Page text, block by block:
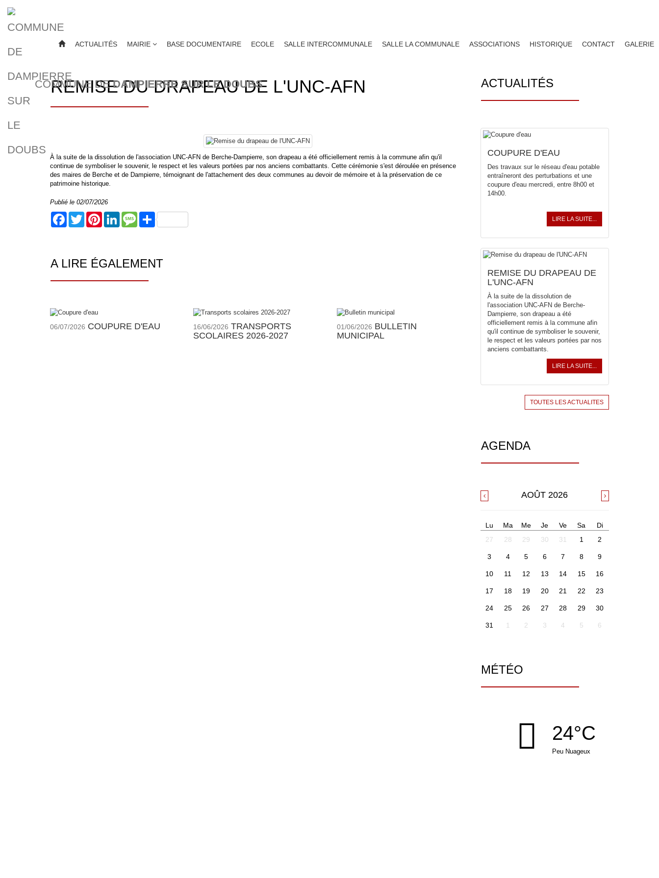
COMMUNE DEDAMPIERRE SUR LE DOUBS
ACTUALITÉS MAIRIE BASE DOCUMENTAIRE ECOLE SALLE INTERCOMMUNALE SALLE LA COMMUNALE ASSOCIATIONS HISTORIQUE CONTACT GALERIE
REMISE DU DRAPEAU DE L'UNC-AFN
À la suite de la dissolution de l'association UNC-AFN de Berche-Dampierre, son drapeau a été officiellement remis à la commune afin qu'il
continue de symboliser le souvenir, le respect et les valeurs portées par nos anciens combattants. Cette cérémonie s'est déroulée en présence
des maires de Berche et de Dampierre, témoignant de l'attachement des deux communes au devoir de mémoire et à la préservation de ce
patrimoine historique.
Publié le 02/07/2026
FacebookTwitter PinterestLinkedInMessageShare
A LIRE ÉGALEMENT
06/07/2026 COUPURE D'EAU 16/06/2026 TRANSPORTS
SCOLAIRES 2026-2027
01/06/2026 BULLETIN
MUNICIPAL
ACTUALITÉS
COUPURE D'EAU
Des travaux sur le réseau d'eau potable
entraîneront des perturbations et une
coupure d'eau mercredi, entre 8h00 et
14h00.
LIRE LA SUITE...
REMISE DU DRAPEAU DE
L'UNC-AFN
À la suite de la dissolution de
l'association UNC-AFN de Berche-
Dampierre, son drapeau a été
officiellement remis à la commune afin
qu'il continue de symboliser le souvenir,
le respect et les valeurs portées par nos
anciens combattants.
LIRE LA SUITE...
TOUTES LES ACTUALITES
AGENDA
AOÛT 2026
Lu Ma Me Je Ve Sa
Di
27
28 29 30 31 1 2
3 4 5 6 7 8 9
10 11 12 13 14 15 16
17 18 19 20 21 22 23
24 25 26 27 28 29 30
31 1 2 3 4 5 6
MÉTÉO
24°C
Peu Nuageux